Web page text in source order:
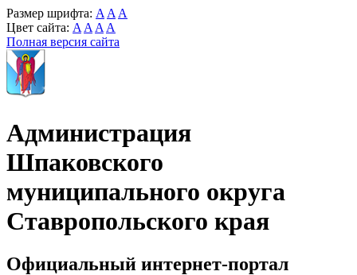
Размер шрифта: A A A
Цвет сайта: A A A A
Полная версия сайта
Администрация
Шпаковского
муниципального округа
Ставропольского края
Официальный интернет-портал